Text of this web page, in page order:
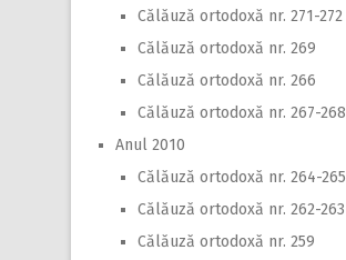
Călăuză ortodoxă nr. 271-272
Călăuză ortodoxă nr. 269
Călăuză ortodoxă nr. 266
Călăuză ortodoxă nr. 267-268
Anul 2010
Călăuză ortodoxă nr. 264-265
Călăuză ortodoxă nr. 262-263
Călăuză ortodoxă nr. 259